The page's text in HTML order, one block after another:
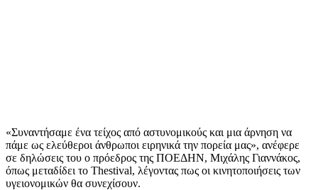
«Συναντήσαμε ένα τείχος από αστυνομικούς και μια άρνηση να
πάμε ως ελεύθεροι άνθρωποι ειρηνικά την πορεία μας», ανέφερε
σε δηλώσεις του ο πρόεδρος της ΠΟΕΔΗΝ, Μιχάλης Γιαννάκος,
όπως μεταδίδει το Thestival, λέγοντας πως οι κινητοποιήσεις των
υγειονομικών θα συνεχίσουν.